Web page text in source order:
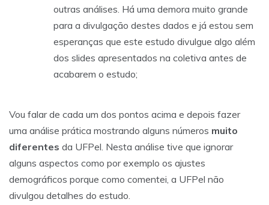
outras análises. Há uma demora muito grande
para a divulgação destes dados e já estou sem
esperanças que este estudo divulgue algo além
dos slides apresentados na coletiva antes de
acabarem o estudo;
Vou falar de cada um dos pontos acima e depois fazer
uma análise prática mostrando alguns números muito
diferentes da UFPel. Nesta análise tive que ignorar
alguns aspectos como por exemplo os ajustes
demográficos porque como comentei, a UFPel não
divulgou detalhes do estudo.